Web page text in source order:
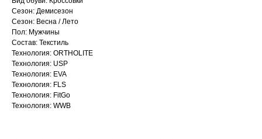
Сезон: Демисезон
Сезон: Весна / Лето
Пол: Мужчины
Состав: Текстиль
Технология: ORTHOLITE
Технология: USP
Технология: EVA
Технология: FLS
Технология: FitGo
Технология: WWB